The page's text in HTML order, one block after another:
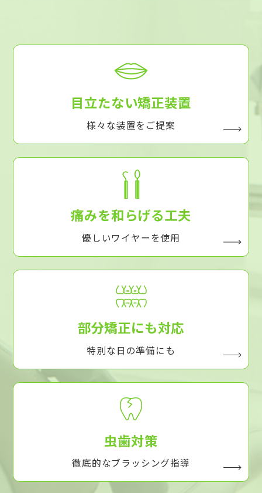
目立たない矯正装置
様々な装置をご提案
痛みを和らげる工夫
優しいワイヤーを使用
部分矯正にも対応
特別な日の準備にも
虫歯対策
徹底的なブラッシング指導